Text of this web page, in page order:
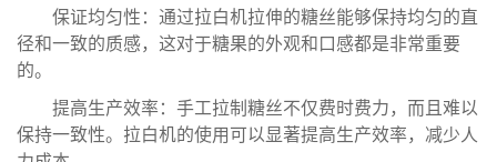
保证均匀性：通过拉白机拉伸的糖丝能够保持均匀的直
径和一致的质感，这对于糖果的外观和口感都是非常重要
的。
提高生产效率：手工拉制糖丝不仅费时费力，而且难以
保持一致性。拉白机的使用可以显著提高生产效率，减少人